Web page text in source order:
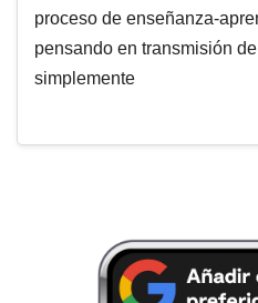
proceso de enseñanza-
pensando en transmisión
simplemente